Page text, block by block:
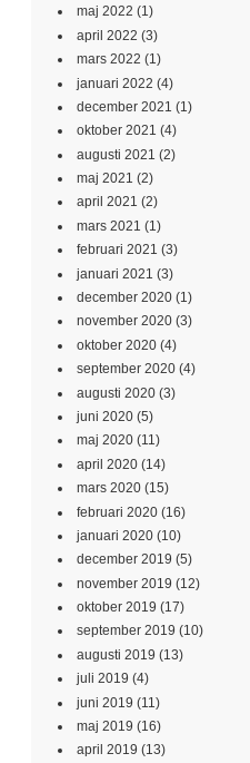
maj 2022 (1)
april 2022 (3)
mars 2022 (1)
januari 2022 (4)
december 2021 (1)
oktober 2021 (4)
augusti 2021 (2)
maj 2021 (2)
april 2021 (2)
mars 2021 (1)
februari 2021 (3)
januari 2021 (3)
december 2020 (1)
november 2020 (3)
oktober 2020 (4)
september 2020 (4)
augusti 2020 (3)
juni 2020 (5)
maj 2020 (11)
april 2020 (14)
mars 2020 (15)
februari 2020 (16)
januari 2020 (10)
december 2019 (5)
november 2019 (12)
oktober 2019 (17)
september 2019 (10)
augusti 2019 (13)
juli 2019 (4)
juni 2019 (11)
maj 2019 (16)
april 2019 (13)